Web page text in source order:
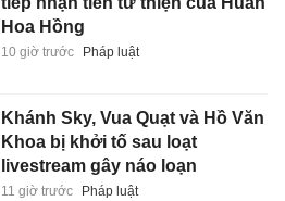
Hoa Hồng
10 giờ trước Pháp luật
Khánh Sky, Vua Quạt và Hồ Văn
Khoa bị khởi tố sau loạt
livestream gây náo loạn
11 giờ trước Pháp luật